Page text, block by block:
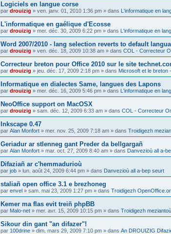
Logiciels en langue corse
par drouizig » ven. janv. 01, 2010 1:36 pm » dans L'informatique en
L'informatique en gaélique d'Ecosse
par drouizig » mer. déc. 30, 2009 6:22 pm » dans L'informatique en
Word 2007/2010 - lang selection reverts to default
par drouizig » ven. déc. 18, 2009 10:38 am » dans COL - Correcteur
Correcteur breton pour Office 2010 sur le site
par drouizig » jeu. déc. 17, 2009 2:18 pm » dans Microsoft et le breton
Informatique en dialectes Same, langues des Lapons
par drouizig » mer. déc. 16, 2009 5:46 pm » dans L'informatique en
NeoOffice support on MacOSX
par drouizig » sam. déc. 12, 2009 6:33 am » dans COL - Correcteur
Inkscape 0.47
par Alan Monfort » mer. nov. 25, 2009 7:18 am » dans Troidigezh
Geriadur ar stlenneg gant Preder da bellgargañ
par Alan Monfort » mar. oct. 27, 2009 8:40 am » dans Danvezioù all a-
Difaziañ ar c'hemmadurioù
par job » lun. août 24, 2009 6:44 pm » dans Danvezioù all a-bep seurt
staliañ open office 3.1 e brezhoneg
par envel » sam. mai 23, 2009 1:27 pm » dans Troidigezh
Kemer ma flas evit treiñ phpBB
par Malo-net » mer. avr. 15, 2009 10:15 pm » dans Troidigezh
Sikour din gant "an difazer"!
par 100drine » dim. mars 29, 2009 7:10 pm » dans An DROUIZIG